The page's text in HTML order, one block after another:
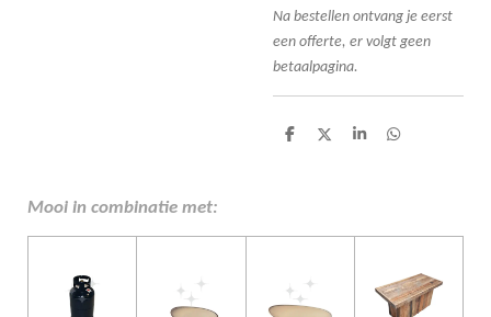
Na bestellen ontvang je eerst
een offerte, er volgt geen
betaalpagina.
D
D
S
D
Mooi in combinatie met: